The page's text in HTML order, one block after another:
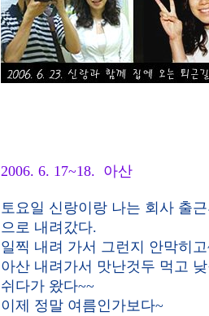
2006. 6. 17~18. 아산
토요일 신랑이랑 나는 회사 출
으로 내려갔다.
일찍 내려 가서 그런지 안막히
아산 내려가서 맛난것두 먹고
쉬다가 왔다~~
이제 정말 여름인가보다~